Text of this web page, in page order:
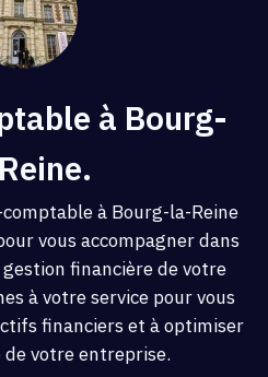
à Bourg-
à Bourg-la-Reine
vous accompagner dans
financière de votre
à votre service pour vous
financiers et à optimiser
votre entreprise.